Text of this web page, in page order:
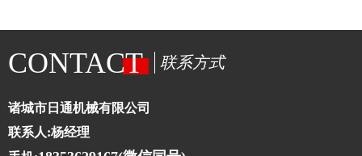
CONTACT 联系方式
诸城市日通机械有限公司
联系人:杨经理